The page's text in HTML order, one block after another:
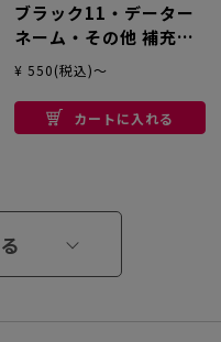
ブラック11・データー
ネーム・その他 補充イ
ンキ 0.3ml×5
¥ 550(税込)～
カートに入れる